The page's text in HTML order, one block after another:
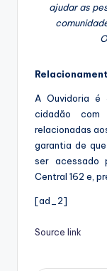
ajudar as
A Ouvidoria é
cidadão com
relacionadas
garantia de
ser acessado
Central 162 e,
[ad_2]
Source link